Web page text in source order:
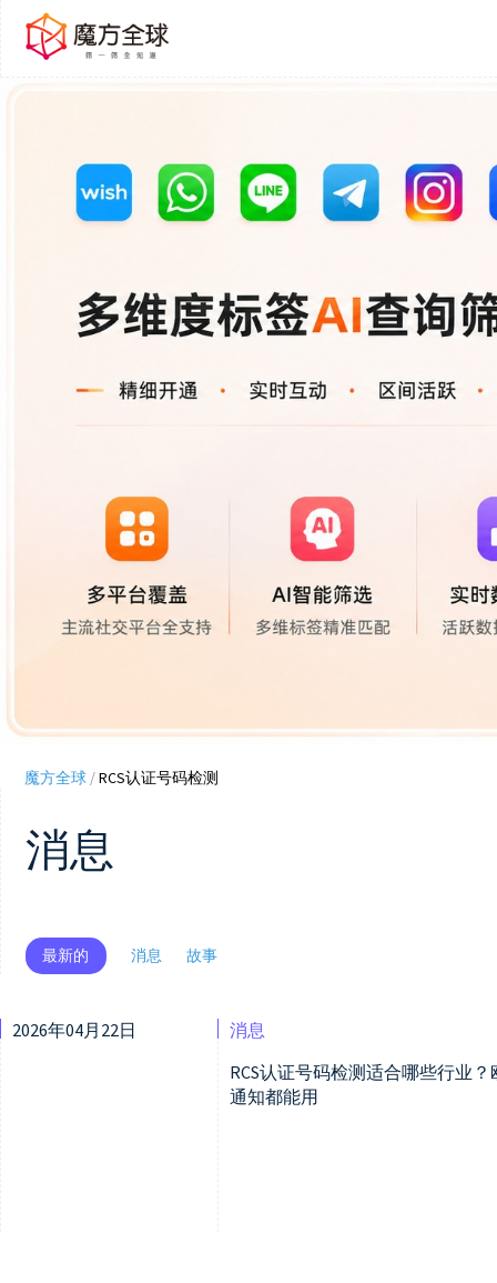
魔方全球/RCS认证号码检测
消息
最新的 消息 故事
2026年04月22日
消息
RCS认证号码检测适合哪些行业
通知都能用